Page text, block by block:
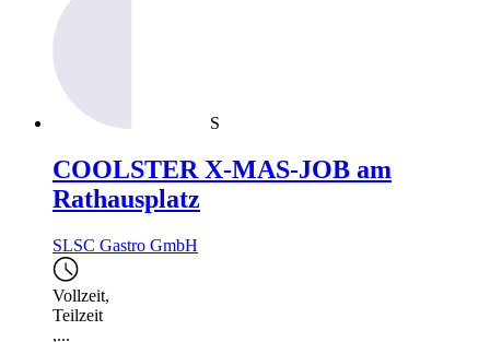
S
COOLSTER X-MAS-JOB am
Rathausplatz
SLSC Gastro GmbH
Vollzeit,
Teilzeit
,...